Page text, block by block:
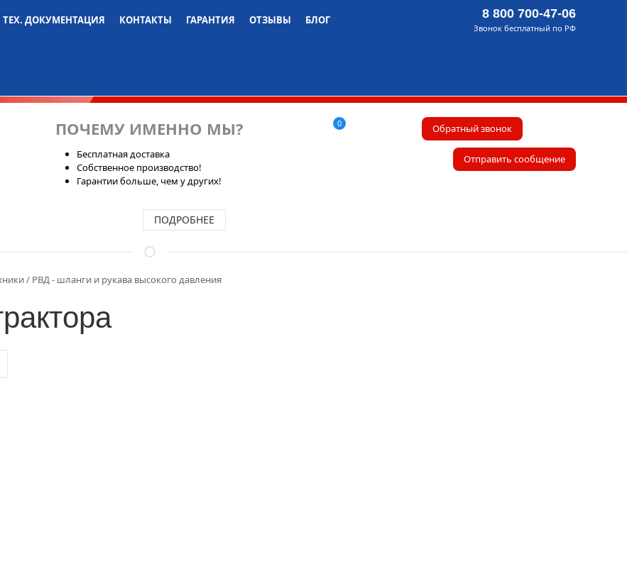
ТЕХ. ДОКУМЕНТАЦИЯ КОНТАКТЫ ГАРАНТИЯ ОТЗЫВЫ БЛОГ 8 800 700-47-06
Звонок бесплатный по РФ
ПОЧЕМУ ИМЕННО МЫ?
Бесплатная доставка
Собственное производство!
Гарантии больше, чем у других!
ПОДРОБНЕЕ
0 Обратный звонок
Отправить сообщение
РВД - шланги и рукава высокого давления